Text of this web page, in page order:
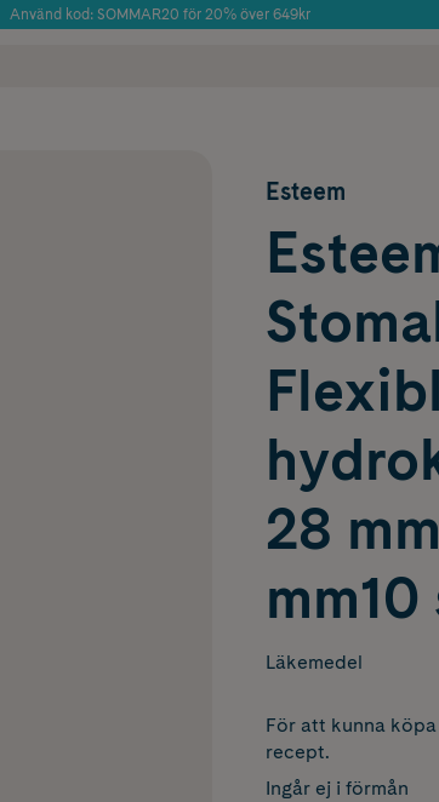
Använd kod: SOMMAR20 för 20% över 649kr
Esteem
28
Läkemedel
För att kunna
recept.
Ingår ej i förmån